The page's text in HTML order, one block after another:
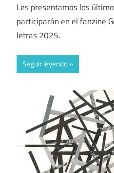
Les presentamos los
participarán en el fanzine
letras 2025.
Seguir leyendo